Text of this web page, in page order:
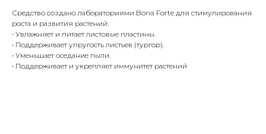
Средство создано лабораториями Bona Forte для стимулирования
роста и развития растений:
• Увлажняет и питает листовые пластины.
• Поддерживает упругость листьев (тургор).
• Уменьшает оседание пыли.
• Поддерживает и укрепляет иммунитет растений